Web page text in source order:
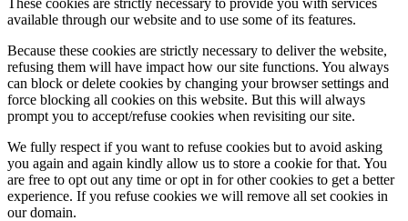
available through our website and to use some of its features.
Because these cookies are strictly necessary to deliver the website,
refusing them will have impact how our site functions. You always
can block or delete cookies by changing your browser settings and
force blocking all cookies on this website. But this will always
prompt you to accept/refuse cookies when revisiting our site.
We fully respect if you want to refuse cookies but to avoid asking
you again and again kindly allow us to store a cookie for that. You
are free to opt out any time or opt in for other cookies to get a better
experience. If you refuse cookies we will remove all set cookies in
our domain.